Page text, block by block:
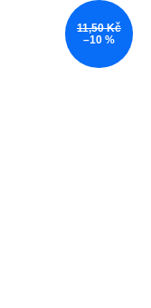
11,50 Kč
–10 %